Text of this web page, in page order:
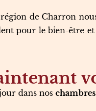
de Charron
pour le bien-être
dans nos